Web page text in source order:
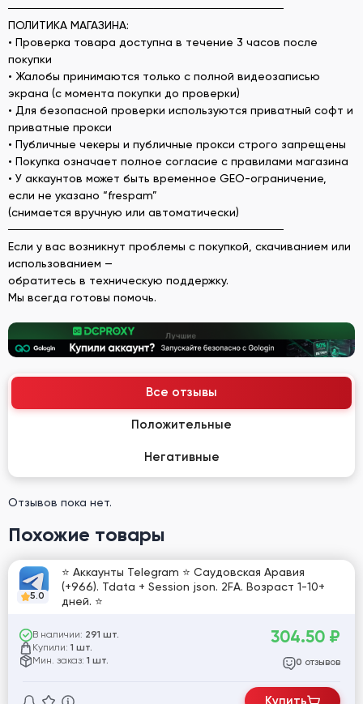
──────────────────────────────────
ПОЛИТИКА МАГАЗИНА:
• Проверка товара доступна в течение 3 часов после
покупки
• Жалобы принимаются только с полной видеозаписью
экрана (с момента покупки до проверки)
• Для безопасной проверки используются приватный софт и
приватные прокси
• Публичные чекеры и публичные прокси строго запрещены
• Покупка означает полное согласие с правилами магазина
• У аккаунтов может быть временное GEO-ограничение,
если не указано “frespam”
(снимается вручную или автоматически)
──────────────────────────────────
Если у вас возникнут проблемы с покупкой, скачиванием или
использованием —
обратитесь в техническую поддержку.
Мы всегда готовы помочь.
Все отзывы
Положительные
Негативные
Отзывов пока нет.
Похожие товары
5.0
⭐ Аккаунты Telegram ⭐ Саудовская Аравия
(+966). Tdata + Session json. 2FA. Возраст 1-10+
дней. ⭐
В наличии: 291 шт.
Купили: 1 шт.
Мин. заказ: 1 шт.
304.50 ₽
0 отзывов
Купить